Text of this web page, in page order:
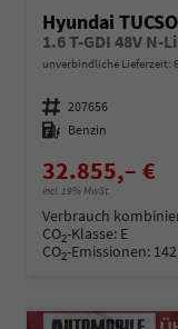
Hyundai
1.6 T-GDI 48V N-
unverbindliche Lieferzeit:
Fahrzeugnummer 207656
Kraftstoff Benzin
32.855,– €
incl. 19% MwSt.
Verbrauch
CO2-Klasse: E
CO2-Emissionen: